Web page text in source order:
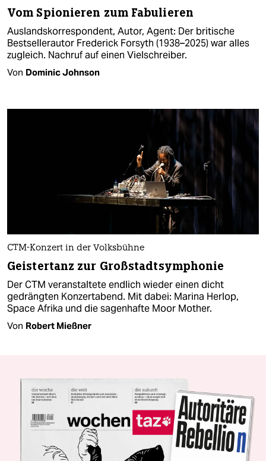
Vom Spionieren zum Fabulieren
Auslandskorrespondent, Autor, Agent: Der britische
Bestsellerautor Frederick Forsyth (1938–2025) war alles
zugleich. Nachruf auf einen Vielschreiber.
Von Dominic Johnson
CTM-Konzert in der Volksbühne
Geistertanz zur Großstadtsymphonie
Der CTM veranstaltete endlich wieder einen dicht
gedrängten Konzertabend. Mit dabei: Marina Herlop,
Space Afrika und die sagenhafte Moor Mother.
Von Robert Mießner